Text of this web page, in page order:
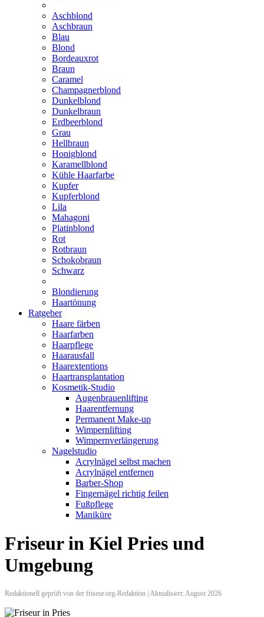
Aschblond
Aschbraun
Blau
Blond
Bordeauxrot
Braun
Caramel
Champagnerblond
Dunkelblond
Dunkelbraun
Erdbeerblond
Grau
Hellbraun
Honigblond
Karamellblond
Kühle Haarfarbe
Kupfer
Kupferblond
Lila
Mahagoni
Platinblond
Rot
Rotbraun
Schokobraun
Schwarz
Blondierung
Haartönung
Ratgeber
Haare färben
Haarfarben
Haarpflege
Haarausfall
Haarextentions
Haartransplantation
Kosmetik-Studio
Augenbrauenlifting
Haarentfernung
Permanent Make-up
Wimpernlifting
Wimpernverlängerung
Nagelstudio
Acrylnägel selbst machen
Acrylnägel entfernen
Barber-Shop
Fingernägel richtig feilen
Fußpflege
Maniküre
Friseur in Kiel Pries und
Umgebung
Redaktionell geprüft von der friseur.org-Redaktion | Aktualisiert: August 2026